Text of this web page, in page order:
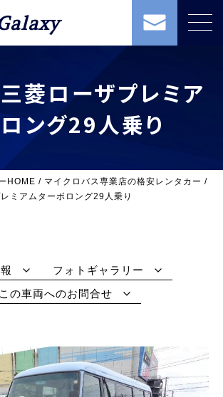
菱ローザプレミア
ング29人乗り
HOME / マイクロバス専業店の格安レンタカー /
ミアムターボロング29人乗り
フォトギャラリー
この車両へのお問合せ